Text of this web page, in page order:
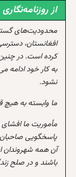
از
محدودیت‌های
افغانستان،
کرده است. در
به کار خود ادامه
نشود.
ما وابسته به هیچ
مأموریت ما
پاسخگویی
آن همه شهروندان
باشند و در صلح